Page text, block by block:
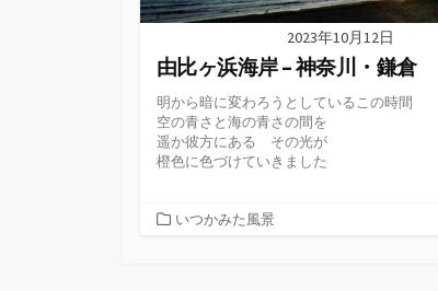
2023年10月12日
由比ヶ浜海岸 – 神奈川・鎌倉
明から暗に変わろうとしているこの時間
空の青さと海の青さの間を
遥か彼方にある その光が
橙色に色づけていきました
カいつかみた風景